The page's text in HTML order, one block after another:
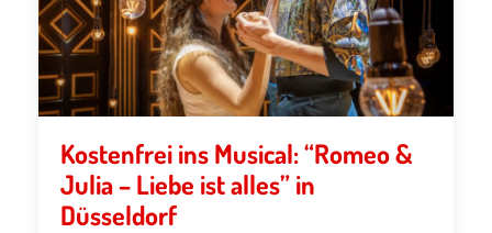
Kostenfrei ins Musical: “Romeo &
Julia – Liebe ist alles” in
Düsseldorf